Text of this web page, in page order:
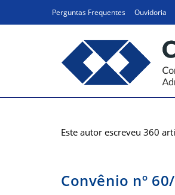
para
Perguntas Frequentes Ouvidoria
Este autor escreveu 360
Convênio nº